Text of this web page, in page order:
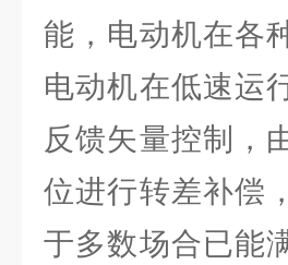
能，电动机在各
电动机在低速运
反馈矢量控制，
位进行转差补偿
于多数场合已能